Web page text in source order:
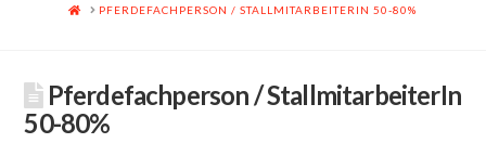
SHP
HOMEPFERDEFACHPERSON / STALLMITARBEITERIN 50-80%
Pferdefachperson / StallmitarbeiterIn
50-80%